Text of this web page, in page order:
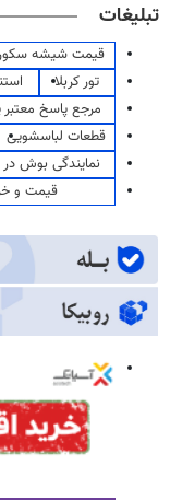
تبلیغات
قیمت شیشه
تور کربلا
مرجع پاسخ معتبر
قطعات لباسشویی
نمایندگی بوش در
قیمت و